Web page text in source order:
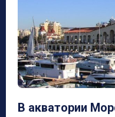
В акватории